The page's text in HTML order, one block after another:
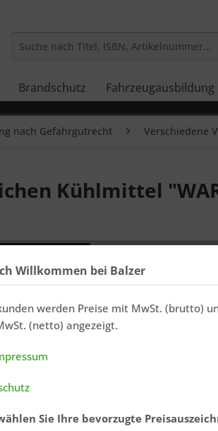
Brandschutz Fahrzeugausbildung
nach Gefahrgutrecht Verschiedene
Kühlmittel
Willkommen bei Balzer
werden Preise mit MwSt. (brutto)
(netto) angezeigt.
Sie Ihre bevorzugte